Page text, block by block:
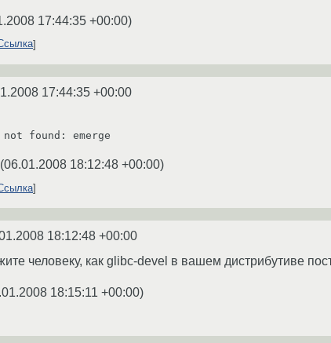
17:44:35 +00:00)
17:44:35 +00:00
not found: emerge
(06.01.2008 18:12:48 +00:00)
18:12:48 +00:00
человеку, как glibc-devel в вашем дистрибутиве
18:15:11 +00:00)